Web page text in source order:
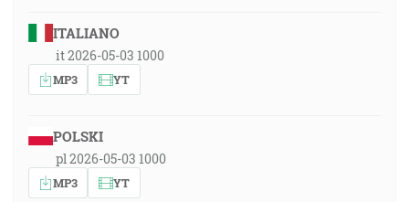
ITALIANO
it 2026-05-03 1000
MP3 YT
POLSKI
pl 2026-05-03 1000
MP3 YT